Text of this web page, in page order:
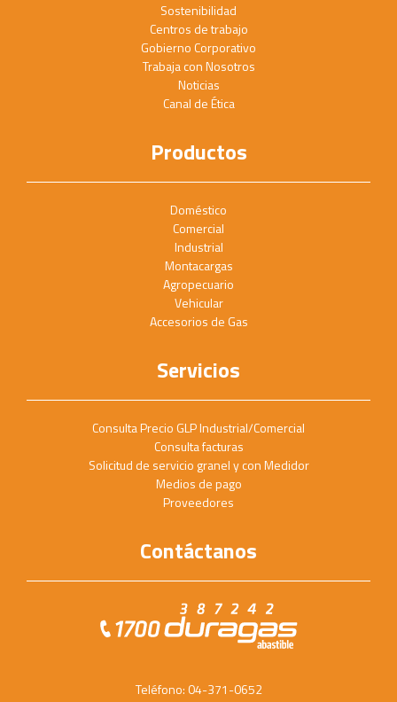
Sostenibilidad
Centros de trabajo
Gobierno Corporativo
Trabaja con Nosotros
Noticias
Canal de Ética
Productos
Doméstico
Comercial
Industrial
Montacargas
Agropecuario
Vehicular
Accesorios de Gas
Servicios
Consulta Precio GLP Industrial/Comercial
Consulta facturas
Solicitud de servicio granel y con Medidor
Medios de pago
Proveedores
Contáctanos
Teléfono: 04-371-0652